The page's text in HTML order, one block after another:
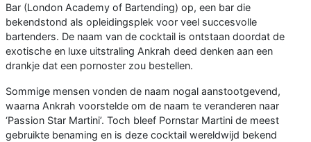
Bar (London Academy of Bartending) op, een bar die
bekendstond als opleidingsplek voor veel succesvolle
bartenders. De naam van de cocktail is ontstaan doordat de
exotische en luxe uitstraling Ankrah deed denken aan een
drankje dat een pornoster zou bestellen.
Sommige mensen vonden de naam nogal aanstootgevend,
waarna Ankrah voorstelde om de naam te veranderen naar
‘Passion Star Martini’. Toch bleef Pornstar Martini de meest
gebruikte benaming en is deze cocktail wereldwijd bekend